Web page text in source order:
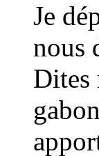
Je
nous
Dites